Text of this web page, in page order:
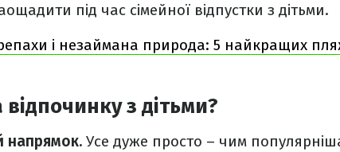
під час сімейної відпустки з дітьми.
і незаймана природа: 5 найкращих
з дітьми?
напрямок. Усе дуже просто – чим